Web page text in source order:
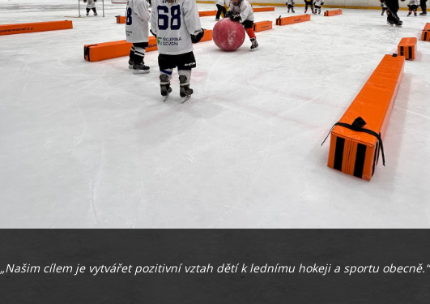
„Našim cílem je vytvářet pozitivní vztah dětí k lednímu hokeji a sportu obecně.“